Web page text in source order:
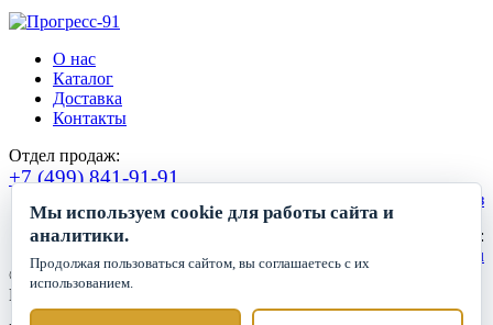
О нас
Каталог
Доставка
Контакты
Отдел продаж:
+7 (499) 841-91-91
Сделать заказ
Круглосуточный прием заявок:
zakaz1@progress91.ru
©2019-2026. ООО «ГК Прогресс»
Все права защищены.
Мы используем cookie для работы сайта и
аналитики.
Продолжая пользоваться сайтом, вы соглашаетесь с их
использованием.